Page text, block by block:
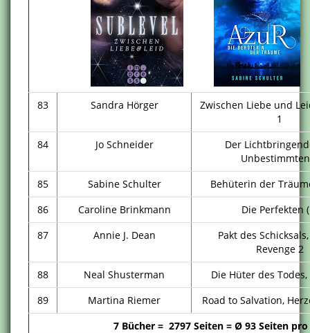
83 Sandra Hörger
Zwischen Liebe und
1
84
Jo Schneider
Der
85
Sabine Schulter
Behüterin der
86
Caroline Brinkmann
Die Perfekten
87
Annie J. Dean
Pakt des
Revenge 2
88
Neal Shusterman
Die Hüter des Todes,
89
Martina Riemer
Road to Salvation,
7 Bücher = 2797 Seiten = Ø 93 Seiten pro